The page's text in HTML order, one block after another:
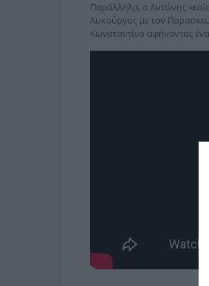
Παράλληλα, ο Αντώνης
Λυκούργος με τον
Κωνσταντίνο αφήνοντας